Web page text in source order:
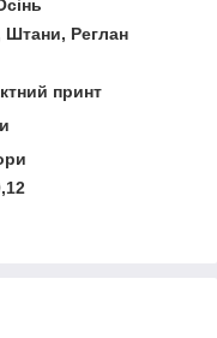
Штани, Реглан
принт